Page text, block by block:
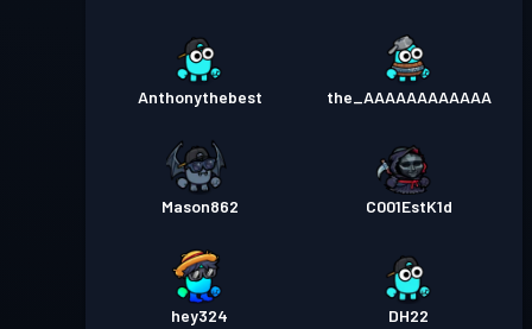
Anthonythebest the_AAAAAAAAAAAA
Mason862 C001EstK1d
hey324 DH22